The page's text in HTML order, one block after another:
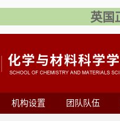
英国
机构设置 团队队伍